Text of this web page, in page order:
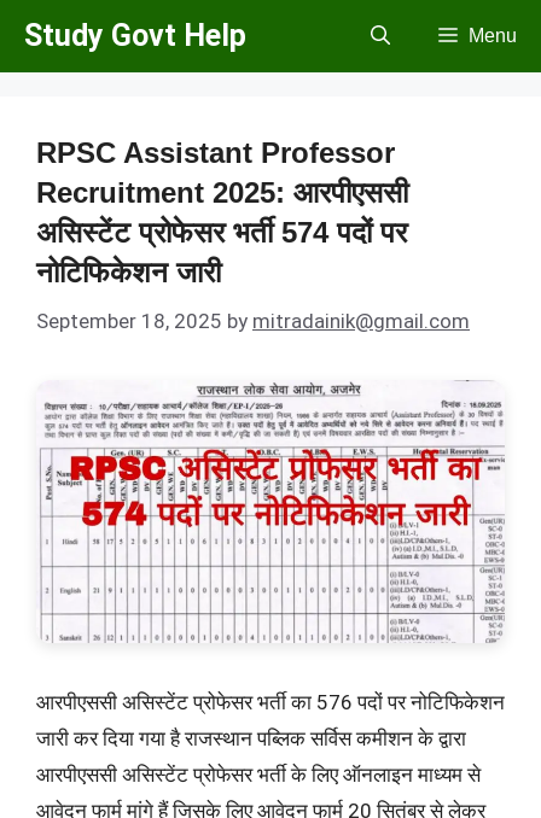
Skip
Study Govt Help Menu
RPSC Assistant Professor
Recruitment 2025: आरपीएससी
असिस्टेंट प्रोफेसर भर्ती 574 पदों पर
नोटिफिकेशन जारी
September 18, 2025 by mitradainik@gmail.com
आरपीएससी असिस्टेंट प्रोफेसर भर्ती का 576 पदों पर नोटिफिकेशन
जारी कर दिया गया है राजस्थान पब्लिक सर्विस कमीशन के द्वारा
आरपीएससी असिस्टेंट प्रोफेसर भर्ती के लिए ऑनलाइन माध्यम से
आवेदन फार्म मांगे हैं जिसके लिए आवेदन फार्म 20 सितंबर से लेकर